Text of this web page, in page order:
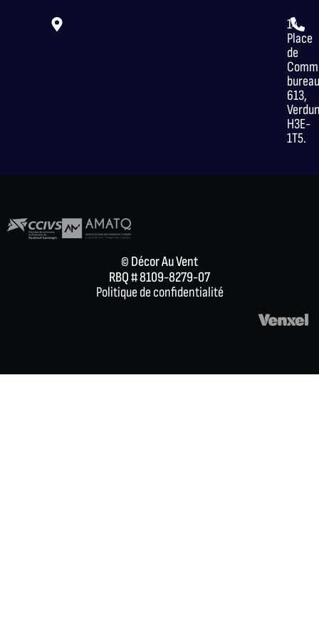
14
Place
de
613,
H3E-
1T5.
© Décor Au Vent
RBQ # 8109-8279-07
Politique de confidentialité